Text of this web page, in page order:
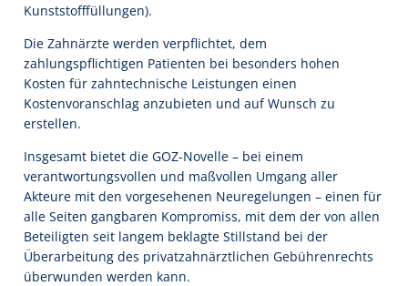
Kunststofffüllungen).
Die Zahnärzte werden verpflichtet, dem
zahlungspflichtigen Patienten bei besonders hohen
Kosten für zahntechnische Leistungen einen
Kostenvoranschlag anzubieten und auf Wunsch zu
erstellen.
Insgesamt bietet die GOZ-Novelle – bei einem
verantwortungsvollen und maßvollen Umgang aller
Akteure mit den vorgesehenen Neuregelungen – einen für
alle Seiten gangbaren Kompromiss, mit dem der von allen
Beteiligten seit langem beklagte Stillstand bei der
Überarbeitung des privatzahnärztlichen Gebührenrechts
überwunden werden kann.